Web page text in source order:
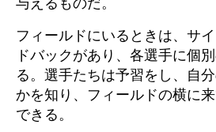
与えるものだ。
フィールドにいるときは、サ
ドバックがあり、各選手に個
る。選手たちは予習をし、自
かを知り、フィールドの横に
できる。